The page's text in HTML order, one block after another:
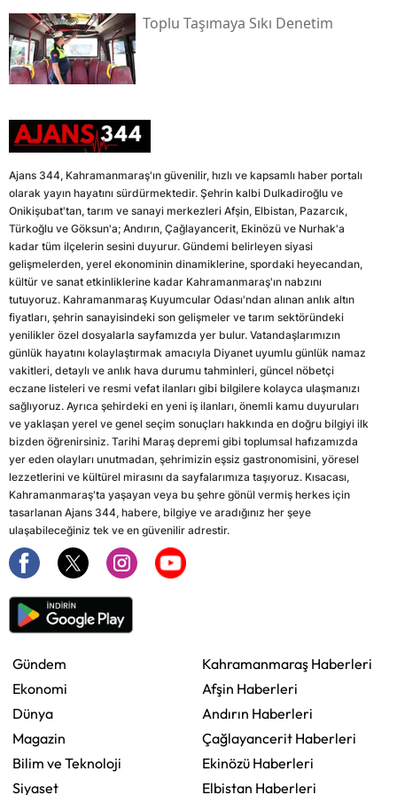
Toplu Taşımaya Sıkı Denetim
Ajans 344, Kahramanmaraş'ın güvenilir, hızlı ve kapsamlı haber portalı
olarak yayın hayatını sürdürmektedir. Şehrin kalbi Dulkadiroğlu ve
Onikişubat'tan, tarım ve sanayi merkezleri Afşin, Elbistan, Pazarcık,
Türkoğlu ve Göksun'a; Andırın, Çağlayancerit, Ekinözü ve Nurhak'a
kadar tüm ilçelerin sesini duyurur. Gündemi belirleyen siyasi
gelişmelerden, yerel ekonominin dinamiklerine, spordaki heyecandan,
kültür ve sanat etkinliklerine kadar Kahramanmaraş'ın nabzını
tutuyoruz. Kahramanmaraş Kuyumcular Odası'ndan alınan anlık altın
fiyatları, şehrin sanayisindeki son gelişmeler ve tarım sektöründeki
yenilikler özel dosyalarla sayfamızda yer bulur. Vatandaşlarımızın
günlük hayatını kolaylaştırmak amacıyla Diyanet uyumlu günlük namaz
vakitleri, detaylı ve anlık hava durumu tahminleri, güncel nöbetçi
eczane listeleri ve resmi vefat ilanları gibi bilgilere kolayca ulaşmanızı
sağlıyoruz. Ayrıca şehirdeki en yeni iş ilanları, önemli kamu duyuruları
ve yaklaşan yerel ve genel seçim sonuçları hakkında en doğru bilgiyi ilk
bizden öğrenirsiniz. Tarihi Maraş depremi gibi toplumsal hafızamızda
yer eden olayları unutmadan, şehrimizin eşsiz gastronomisini, yöresel
lezzetlerini ve kültürel mirasını da sayfalarımıza taşıyoruz. Kısacası,
Kahramanmaraş'ta yaşayan veya bu şehre gönül vermiş herkes için
tasarlanan Ajans 344, habere, bilgiye ve aradığınız her şeye
ulaşabileceğiniz tek ve en güvenilir adrestir.
Gündem
Ekonomi
Dünya
Magazin
Bilim ve Teknoloji
Siyaset
Kahramanmaraş Haberleri
Afşin Haberleri
Andırın Haberleri
Çağlayancerit Haberleri
Ekinözü Haberleri
Elbistan Haberleri